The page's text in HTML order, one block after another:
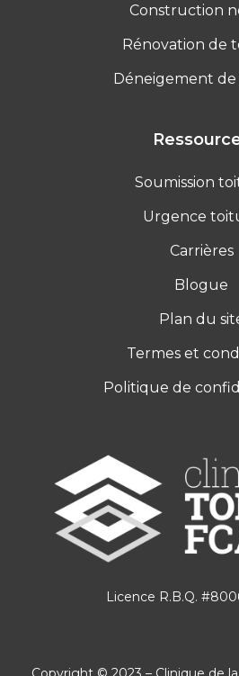
Construction
Rénovation de
Déneigement
Soumission
Urgence
Carrières
Blogue
Plan du
Termes et
Politique de
Licence R.B.Q.